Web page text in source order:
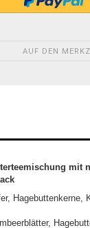
AUF DEN
mit
Hagebuttenkerne,